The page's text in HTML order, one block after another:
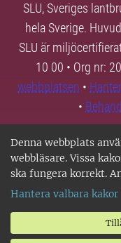
Denna webbplats
webbläsare. Vissa
ska fungera korrekt.
Hantera valbara kakor
SLU, Sveriges
hela Sverige.
SLU är
10 00 • Org nr:
webbplatsen •
•